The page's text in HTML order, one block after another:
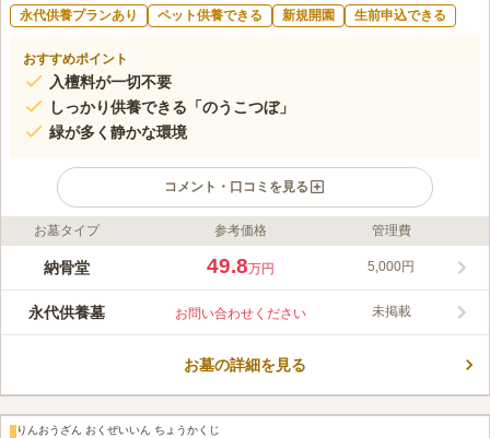
永代供養プランあり ペット供養できる 新規開園 生前申込できる
おすすめポイント
入檀料が一切不要
しっかり供養できる「のうこつぼ」
緑が多く静かな環境
コメント・口コミを見る
ライフドット編集部のコメント
広島県福山市にある西福寺境内にあるのうこつぼです。全24区画
ション型のお墓は無駄がないデザインで、遺骨に向かって手を合
わせることができます。また、コンパクトに設計されており、家
場合は合祀墓にて永代にわたり供養されるので、無縁になる心配
この霊園はまだ誰からも評価されていません。
お墓タイプ 参考価格 管理費
納骨堂 49.8万円 5,000円
永代供養墓 お問い合わせください 未掲載
お墓の詳細を見る
りんおうざん おくぜいいん ちょうかくじ